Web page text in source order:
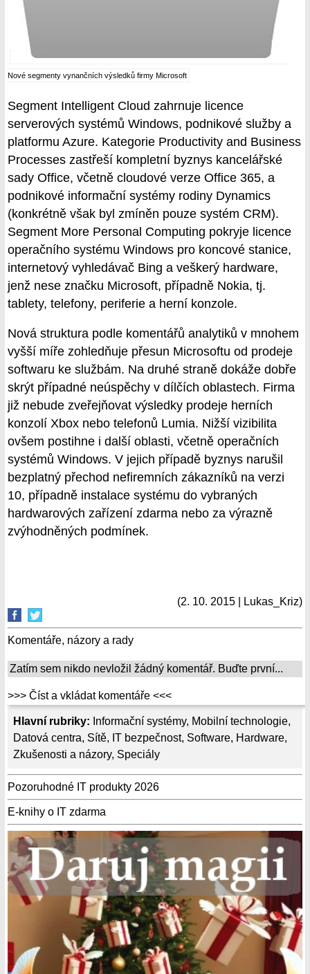
Hlavní rubriky: Informační systémy, Mobilní technologie,
Datová centra, Sítě, IT bezpečnost, Software, Hardware,
Zkušenosti a názory, Speciály
Pozoruhodné IT produkty 2026
E-knihy o IT zdarma
Nové segmenty vynančních výsledků firmy Microsoft
Segment Intelligent Cloud zahrnuje licence
serverových systémů Windows, podnikové služby a
platformu Azure. Kategorie Productivity and Business
Processes zastřeší kompletní byznys kancelářské
sady Office, včetně cloudové verze Office 365, a
podnikové informační systémy rodiny Dynamics
(konkrétně však byl zmíněn pouze systém CRM).
Segment More Personal Computing pokryje licence
operačního systému Windows pro koncové stanice,
internetový vyhledávač Bing a veškerý hardware,
jenž nese značku Microsoft, případně Nokia, tj.
tablety, telefony, periferie a herní konzole.
Nová struktura podle komentářů analytiků v mnohem
vyšší míře zohledňuje přesun Microsoftu od prodeje
softwaru ke službám. Na druhé straně dokáže dobře
skrýt případné neúspěchy v dílčích oblastech. Firma
již nebude zveřejňovat výsledky prodeje herních
konzolí Xbox nebo telefonů Lumia. Nižší vizibilita
ovšem postihne i další oblasti, včetně operačních
systémů Windows. V jejich případě byznys narušil
bezplatný přechod nefiremních zákazníků na verzi
10, případně instalace systému do vybraných
hardwarových zařízení zdarma nebo za výrazně
zvýhodněných podmínek.
(2. 10. 2015 | Lukas_Kriz)
Komentáře, názory a rady
Zatím sem nikdo nevložil žádný komentář. Buďte první...
>>> Číst a vkládat komentáře <<<